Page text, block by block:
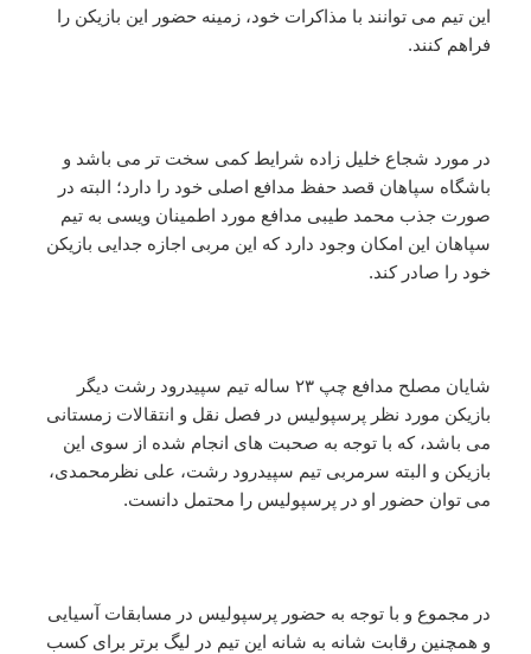
این تیم می توانند با مذاکرات خود، زمینه حضور این بازیکن را
فراهم کنند.
در مورد شجاع خلیل زاده شرایط کمی سخت تر می باشد و
باشگاه سپاهان قصد حفظ مدافع اصلی خود را دارد؛ البته در
صورت جذب محمد طیبی مدافع مورد اطمینان ویسی به تیم
سپاهان این امکان وجود دارد که این مربی اجازه جدایی بازیکن
خود را صادر کند.
شایان مصلح مدافع چپ ۲۳ ساله تیم سپیدرود رشت دیگر
بازیکن مورد نظر پرسپولیس در فصل نقل و انتقالات زمستانی
می باشد، که با توجه به صحبت های انجام شده از سوی این
بازیکن و البته سرمربی تیم سپیدرود رشت، علی نظرمحمدی،
می توان حضور او در پرسپولیس را محتمل دانست.
در مجموع و با توجه به حضور پرسپولیس در مسابقات آسیایی
و همچنین رقابت شانه به شانه این تیم در لیگ برتر برای کسب